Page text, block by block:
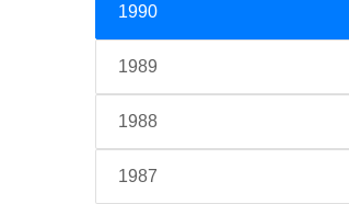
1990
1989
1988
1987